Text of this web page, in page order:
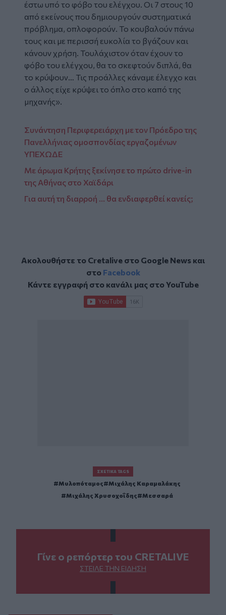
έστω υπό το φόβο του ελέγχου. Οι 7 στους 10
από εκείνους που δημιουργούν συστηματικά
πρόβλημα, οπλοφορούν. Το κουβαλούν πάνω
τους και με περισσή ευκολία το βγάζουν και
κάνουν χρήση. Τουλάχιστον όταν έχουν το
φόβο του ελέγχου, θα το σκεφτούν διπλά, θα
το κρύψουν… Τις προάλλες κάναμε έλεγχο και
ο άλλος είχε κρύψει το όπλο στο καπό της
μηχανής».
Συνάντηση Περιφερειάρχη με τον Πρόεδρο της
Πανελλήνιας ομοσπονδίας εργαζομένων
ΥΠΕΧΩΔΕ
Με άρωμα Κρήτης ξεκίνησε το πρώτο drive-in
της Αθήνας στο Χαϊδάρι
Για αυτή τη διαρροή ... θα ενδιαφερθεί κανείς;
Ακολουθήστε το Cretalive στο Google Newsκαι
στο Facebook
Κάντε εγγραφή στο κανάλι μας στοYouTube
ΣΧΕΤΙΚΆ TAGS
Μυλοπόταμος
Μιχάλης Καραμαλάκης
Μιχάλης Χρυσοχοΐδης
Μεσσαρά
Γίνε ο ρεπόρτερ του CRETALIVE
ΣΤΕΊΛΕ ΤΗΝ ΕΊΔΗΣΗ